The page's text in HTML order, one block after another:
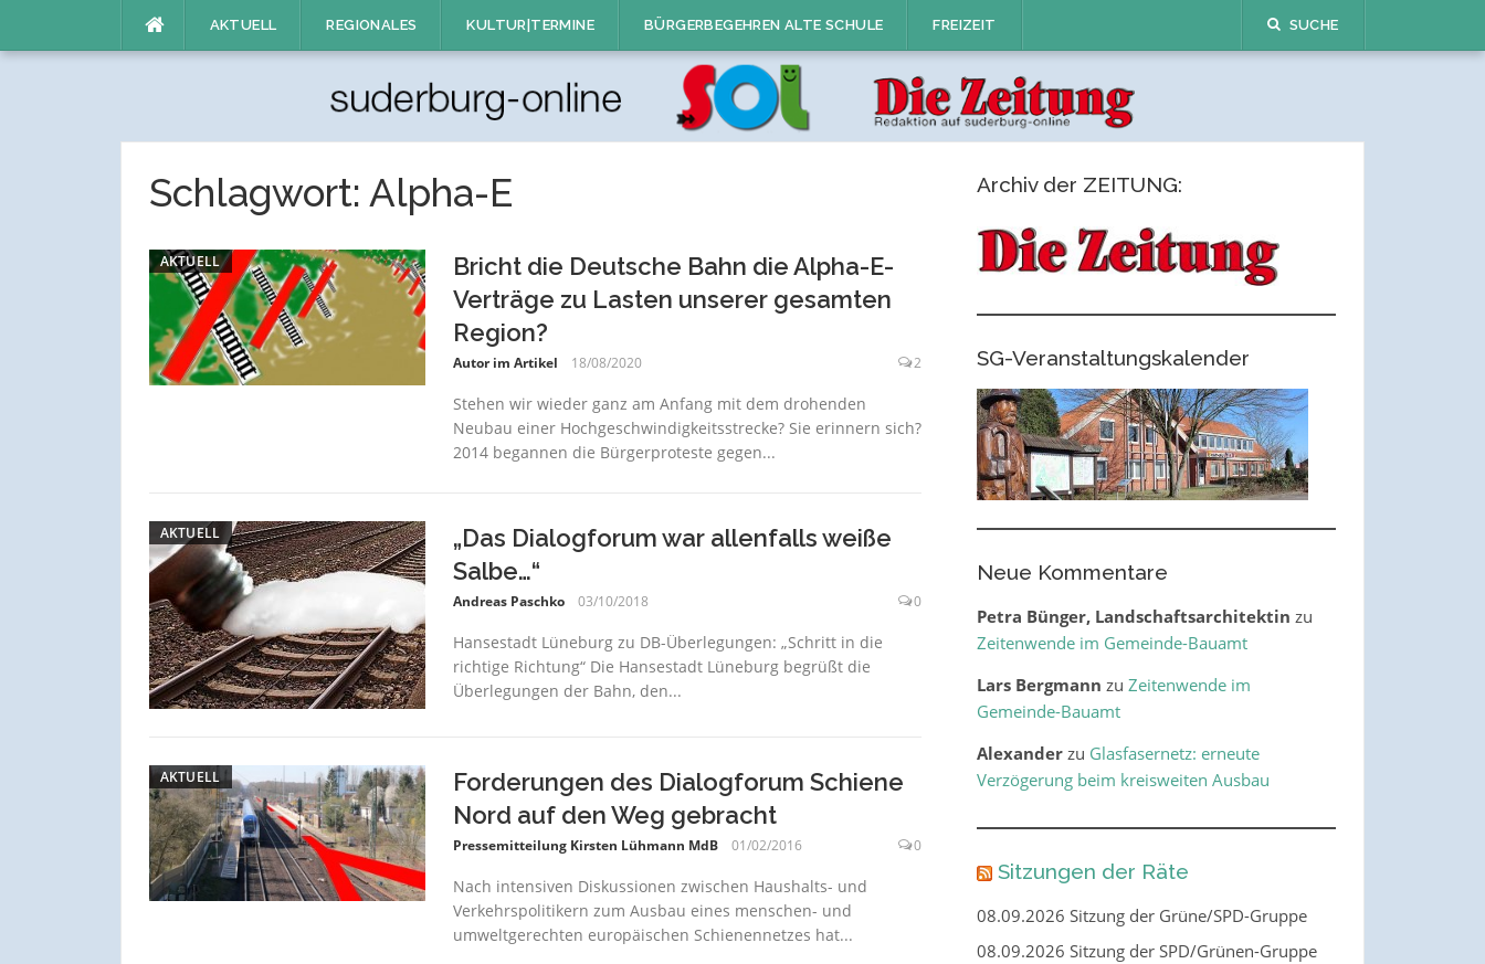
AKTUELL REGIONALES KULTUR|TERMINE BÜRGERBEGEHREN ALTE SCHULE FREIZEIT SUCHE
Schlagwort: Alpha-E
AKTUELL
Bricht die Deutsche Bahn die Alpha-E-
Verträge zu Lasten unserer gesamten
Region?
Autor im Artikel 18/08/2020 2
Stehen wir wieder ganz am Anfang mit dem drohenden
Neubau einer Hochgeschwindigkeitsstrecke? Sie erinnern sich?
2014 begannen die Bürgerproteste gegen...
AKTUELL
„Das Dialogforum war allenfalls weiße
Salbe…“
Andreas Paschko 03/10/2018 0
Hansestadt Lüneburg zu DB-Überlegungen: „Schritt in die
richtige Richtung“ Die Hansestadt Lüneburg begrüßt die
Überlegungen der Bahn, den...
AKTUELL
Forderungen des Dialogforum Schiene
Nord auf den Weg gebracht
Pressemitteilung Kirsten Lühmann MdB 01/02/2016 0
Nach intensiven Diskussionen zwischen Haushalts- und
Verkehrspolitikern zum Ausbau eines menschen- und
umweltgerechten europäischen Schienennetzes hat...
Archiv der ZEITUNG:
SG-Veranstaltungskalender
Neue Kommentare
Petra Bünger, Landschaftsarchitektin zu
Zeitenwende im Gemeinde-Bauamt
Lars Bergmann zu Zeitenwende im
Gemeinde-Bauamt
Alexanderzu Glasfasernetz: erneute
Verzögerung beim kreisweiten Ausbau
Sitzungen der Räte
08.09.2026 Sitzung der Grüne/SPD-Gruppe
08.09.2026 Sitzung der SPD/Grünen-Gruppe